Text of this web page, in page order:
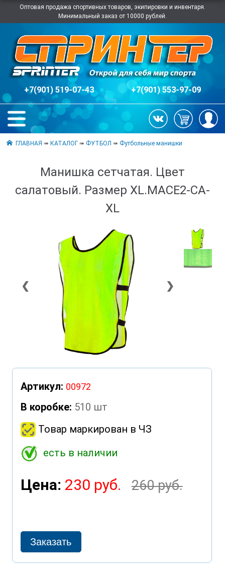
Оптовая продажа спортивных товаров, экипировки и инвентаря.
Минимальный заказ от 10000 рублей.
+7(901) 519-07-43 +7(901) 553-97-09
ГЛАВНАЯ ➠КАТАЛОГ ➠ ФУТБОЛ ➠ Футбольные манишки
Манишка сетчатая. Цвет
салатовый. Размер XL.MACE2-СА-
XL
❮ ❯
Артикул: 00972
В коробке: 510 шт
Товар маркирован в ЧЗ
есть в наличии
Цена: 230 руб. 260 руб.